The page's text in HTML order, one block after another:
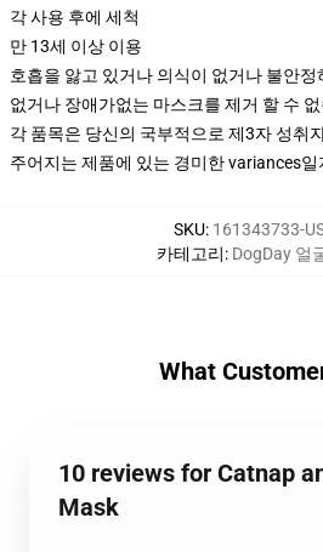
각 사용 후에 세척
만 13세 이상 이용
호흡을 앓고 있거나 의식이 없거나 불안
없거나 장애가없는 마스크를 제거 할 수
각 품목은 당신의 국부적으로 제3자 성취
주어지는 제품에 있는 경미한 variances
SKU: 161343733-
카테고리: DogDay 얼
What
10 reviews for Catnap
Mask